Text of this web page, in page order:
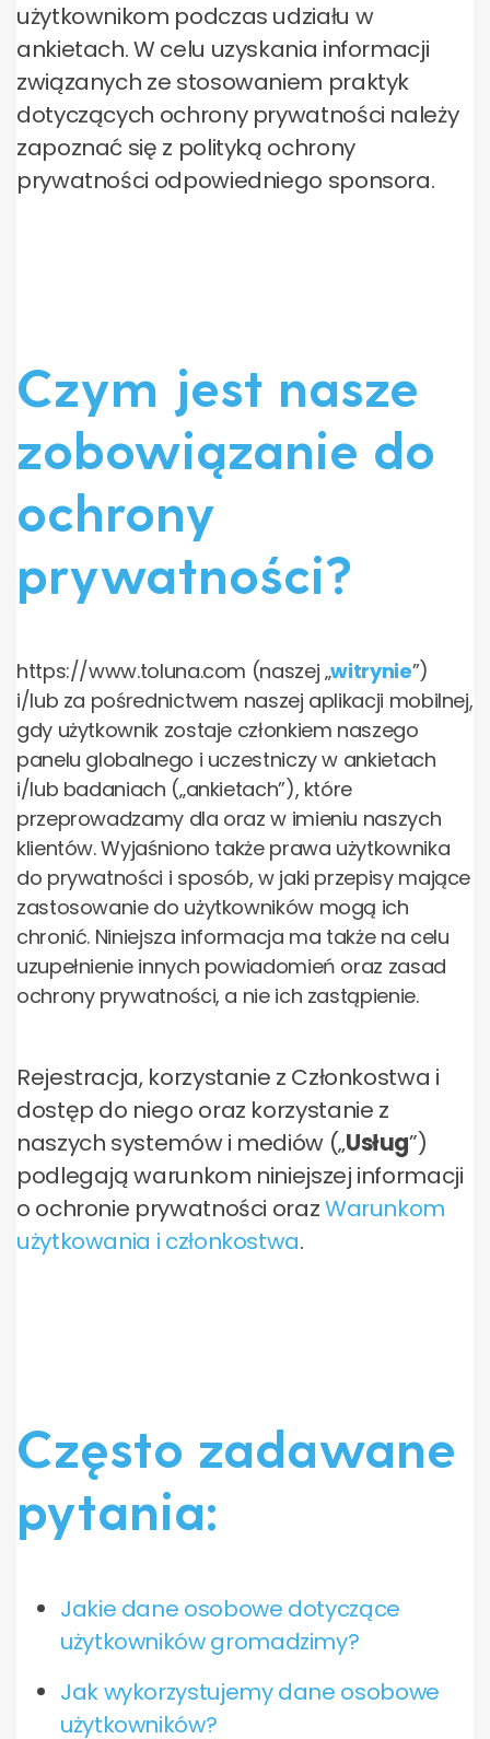
użytkownikom podczas udziału w
ankietach. W celu uzyskania informacji
związanych ze stosowaniem praktyk
dotyczących ochrony prywatności należy
zapoznać się z polityką ochrony
prywatności odpowiedniego sponsora.
Czym jest nasze
zobowiązanie do
ochrony
prywatności?
https://www.toluna.com (naszej „witrynie”)
i/lub za pośrednictwem naszej aplikacji mobilnej,
gdy użytkownik zostaje członkiem naszego
panelu globalnego i uczestniczy w ankietach
i/lub badaniach („ankietach”), które
przeprowadzamy dla oraz w imieniu naszych
klientów. Wyjaśniono także prawa użytkownika
do prywatności i sposób, w jaki przepisy mające
zastosowanie do użytkowników mogą ich
chronić. Niniejsza informacja ma także na celu
uzupełnienie innych powiadomień oraz zasad
ochrony prywatności, a nie ich zastąpienie.
Rejestracja, korzystanie z Członkostwa i
dostęp do niego oraz korzystanie z
naszych systemów i mediów („Usług”)
podlegają warunkom niniejszej informacji
o ochronie prywatności orazWarunkom
użytkowania i członkostwa.
Często zadawane
pytania:
Jakie dane osobowe dotyczące
użytkowników gromadzimy?
Jak wykorzystujemy dane osobowe
użytkowników?